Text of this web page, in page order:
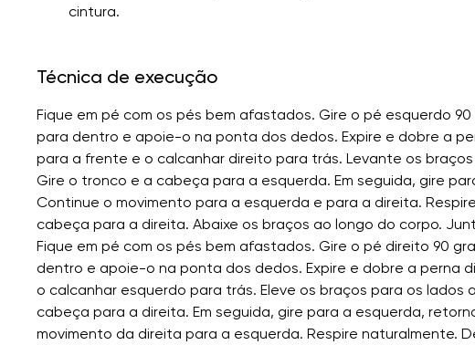
cintura.
Técnica de execução
Fique em pé com os pés bem afastados. Gire o pé esquerdo
para dentro e apoie-o na ponta dos dedos. Expire e dobre a
para a frente e o calcanhar direito para trás. Levante os
Gire o tronco e a cabeça para a esquerda. Em seguida, gire
Continue o movimento para a esquerda e para a direita.
cabeça para a direita. Abaixe os braços ao longo do corpo.
Fique em pé com os pés bem afastados. Gire o pé direito 90
dentro e apoie-o na ponta dos dedos. Expire e dobre a perna
o calcanhar esquerdo para trás. Eleve os braços para os
cabeça para a direita. Em seguida, gire para a esquerda,
movimento da direita para a esquerda. Respire naturalmente.